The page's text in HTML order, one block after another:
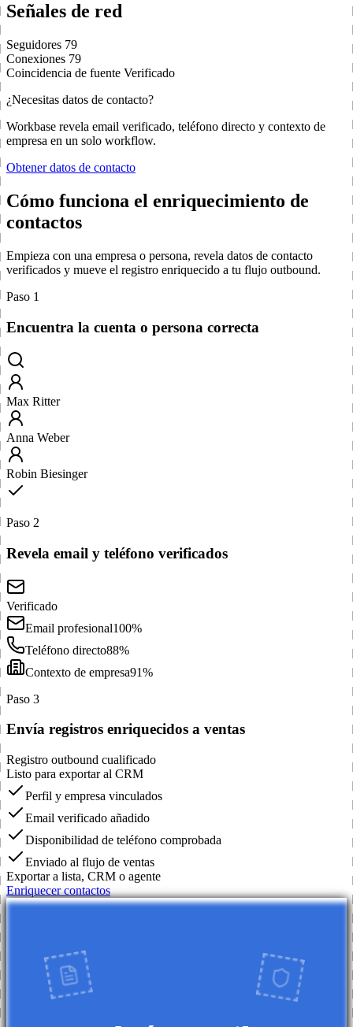
Señales de red
Seguidores 79
Conexiones 79
Coincidencia de fuente Verificado
¿Necesitas datos de contacto?
Workbase revela email verificado, teléfono directo y contexto de
empresa en un solo workflow.
Obtener datos de contacto
Cómo funciona el enriquecimiento de
contactos
Empieza con una empresa o persona, revela datos de contacto
verificados y mueve el registro enriquecido a tu flujo outbound.
Paso 1
Encuentra la cuenta o persona correcta
Max Ritter
Anna Weber
Robin Biesinger
Paso 2
Revela email y teléfono verificados
Verificado
Email profesional100%
Teléfono directo88%
Contexto de empresa91%
Paso 3
Envía registros enriquecidos a ventas
Registro outbound cualificado
Listo para exportar al CRM
Perfil y empresa vinculados
Email verificado añadido
Disponibilidad de teléfono comprobada
Enviado al flujo de ventas
Exportar a lista, CRM o agente
Enriquecer contactos